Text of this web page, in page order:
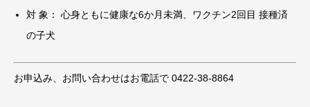
対 象： 心身ともに健康な6か月未満、ワクチン2回目 接種済
の子犬
お申込み、お問い合わせはお電話で 0422-38-8864